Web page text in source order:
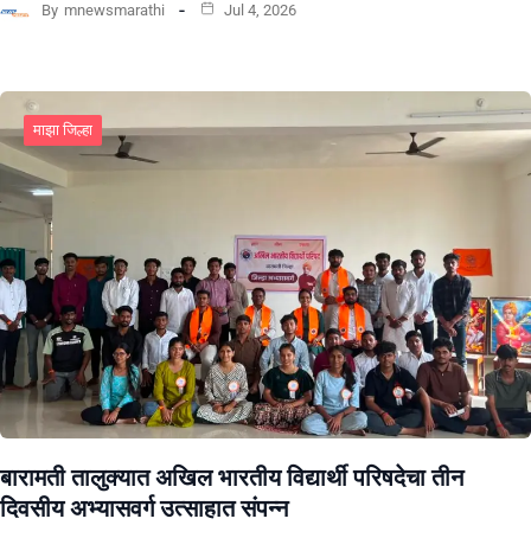
By mnewsmarathi Jul 4, 2026
माझा जिल्हा
बारामती तालुक्यात अखिल भारतीय विद्यार्थी परिषदेचा तीन
दिवसीय अभ्यासवर्ग उत्साहात संपन्न